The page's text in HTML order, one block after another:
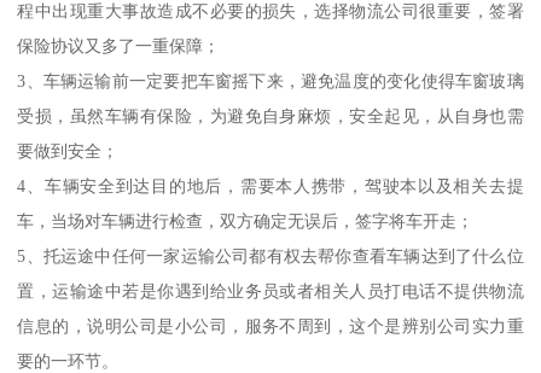
程中出现重大事故造成不必要的损失，选择物流公司很重要，签署
保险协议又多了一重保障；
3、车辆运输前一定要把车窗摇下来，避免温度的变化使得车窗玻璃
受损，虽然车辆有保险，为避免自身麻烦，安全起见，从自身也需
要做到安全；
4、车辆安全到达目的地后，需要本人携带，驾驶本以及相关去提
车，当场对车辆进行检查，双方确定无误后，签字将车开走；
5、托运途中任何一家运输公司都有权去帮你查看车辆达到了什么位
置，运输途中若是你遇到给业务员或者相关人员打电话不提供物流
信息的，说明公司是小公司，服务不周到，这个是辨别公司实力重
要的一环节。